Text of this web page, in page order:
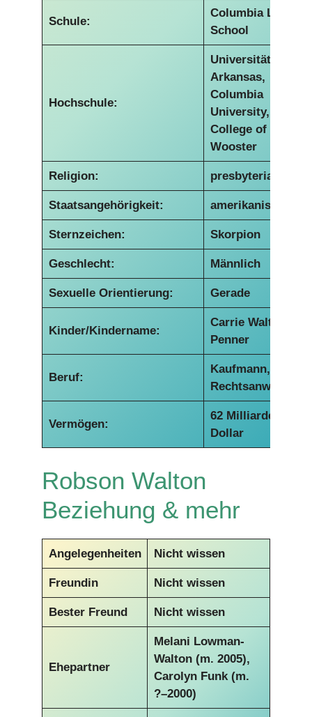
Schule:
Columbia Law
School
Hochschule:
Universität von
Arkansas,
Columbia
University,
College of
Wooster
Religion: presbyterianisch
Staatsangehörigkeit: amerikanisch
Sternzeichen: Skorpion
Geschlecht: Männlich
Sexuelle Orientierung: Gerade
Kinder/Kindername:
Carrie Walton
Penner
Beruf:
Kaufmann,
Rechtsanwalt
Vermögen:
62 Milliarden
Dollar
Robson Walton
Beziehung & mehr
Angelegenheiten Nicht wissen
Freundin Nicht wissen
Bester Freund Nicht wissen
Ehepartner
Melani Lowman-
Walton (m. 2005),
Carolyn Funk (m.
?–2000)